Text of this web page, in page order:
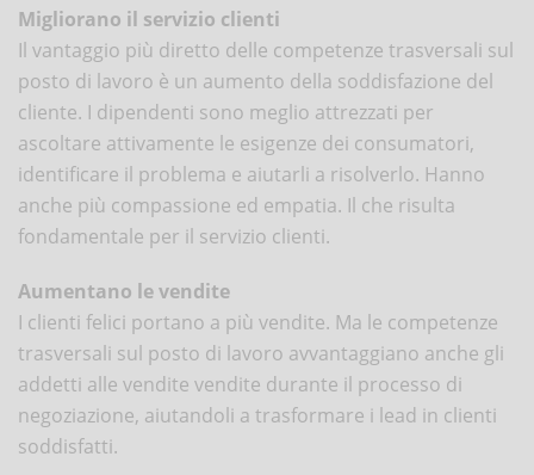
Migliorano il servizio clienti
Il vantaggio più diretto delle competenze trasversali sul
posto di lavoro è un aumento della soddisfazione del
cliente. I dipendenti sono meglio attrezzati per
ascoltare attivamente le esigenze dei consumatori,
identificare il problema e aiutarli a risolverlo. Hanno
anche più compassione ed empatia. Il che risulta
fondamentale per il servizio clienti.
Aumentano le vendite
I clienti felici portano a più vendite. Ma le competenze
trasversali sul posto di lavoro avvantaggiano anche gli
addetti alle vendite vendite durante il processo di
negoziazione, aiutandoli a trasformare i lead in clienti
soddisfatti.